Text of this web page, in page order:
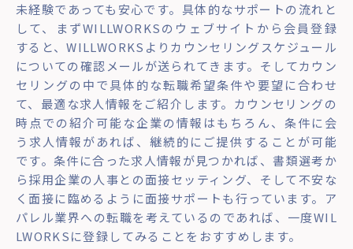
未経験であっても安心です。具体的なサポートの流れと
して、まずWILLWORKSのウェブサイトから会員登録
すると、WILLWORKSよりカウンセリングスケジュール
についての確認メールが送られてきます。そしてカウン
セリングの中で具体的な転職希望条件や要望に合わせ
て、最適な求人情報をご紹介します。カウンセリングの
時点での紹介可能な企業の情報はもちろん、条件に会
う求人情報があれば、継続的にご提供することが可能
です。条件に合った求人情報が見つかれば、書類選考か
ら採用企業の人事との面接セッティング、そして不安な
く面接に臨めるように面接サポートも行っています。ア
パレル業界への転職を考えているのであれば、一度WIL
LWORKSに登録してみることをおすすめします。